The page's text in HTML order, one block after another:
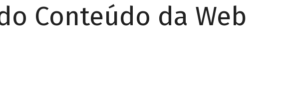
Conteúdo da Web